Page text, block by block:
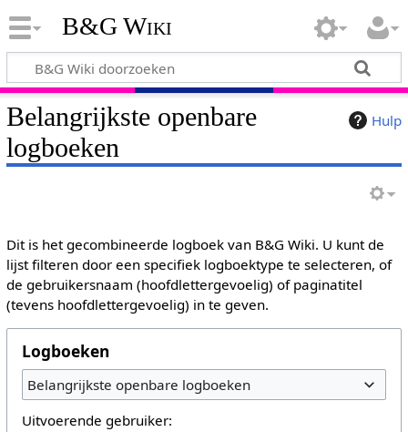
B&G Wiki
Hulp
Belangrijkste openbare
logboeken
Dit is het gecombineerde logboek van B&G Wiki. U kunt de
lijst filteren door een specifiek logboektype te selecteren, of
de gebruikersnaam (hoofdlettergevoelig) of paginatitel
(tevens hoofdlettergevoelig) in te geven.
Logboeken
Belangrijkste openbare logboeken
Uitvoerende gebruiker: